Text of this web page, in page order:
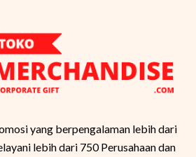
yang berpengalaman lebih dari
lebih dari 750 Perusahaan dan